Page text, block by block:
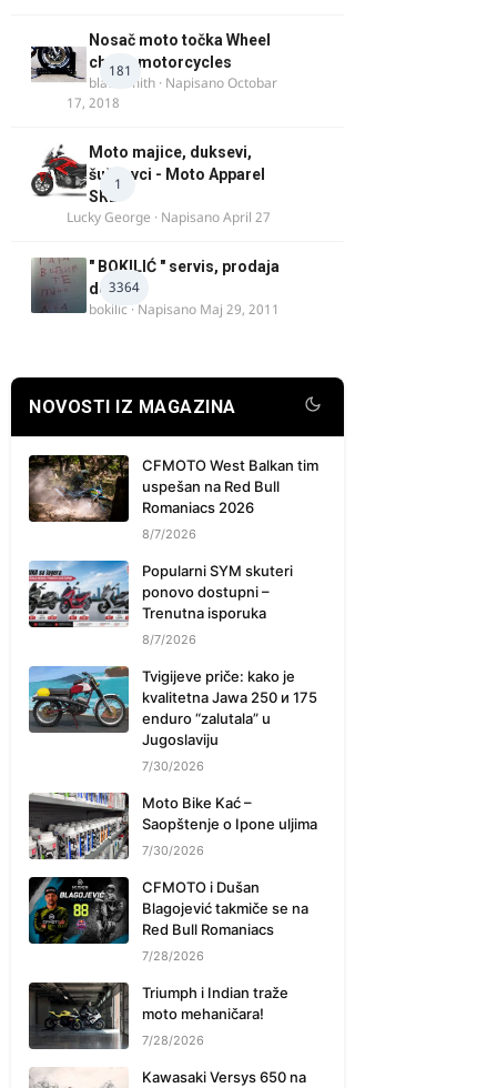
181
Nosač moto točka Wheel
chock motorcycles
blacksmith · NapisanoOctobar
17, 2018
1
Moto majice, duksevi,
šuškavci - Moto Apparel
SRB
Lucky George · NapisanoApril 27
3364
" BOKILIĆ " servis, prodaja
delova
bokilic · Napisano Maj 29, 2011
NOVOSTI IZ MAGAZINA
CFMOTO West Balkan tim
uspešan na Red Bull
Romaniacs 2026
8/7/2026
Popularni SYM skuteri
ponovo dostupni –
Trenutna isporuka
8/7/2026
Tvigijeve priče: kako je
kvalitetna Jawa 250 и 175
enduro “zalutala” u
Jugoslaviju
7/30/2026
Moto Bike Kać –
Saopštenje o Ipone uljima
7/30/2026
CFMOTO i Dušan
Blagojević takmiče se na
Red Bull Romaniacs
7/28/2026
Triumph i Indian traže
moto mehaničara!
7/28/2026
Kawasaki Versys 650 na